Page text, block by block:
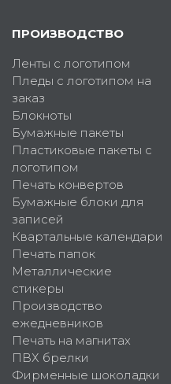
ПРОИЗВОДСТВО
Ленты с логотипом
Пледы с логотипом на
заказ
Блокноты
Бумажные пакеты
Пластиковые пакеты с
логотипом
Печать конвертов
Бумажные блоки для
записей
Квартальные календари
Печать папок
Металлические
стикеры
Производство
ежедневников
Печать на магнитах
ПВХ брелки
Фирменные шоколадки